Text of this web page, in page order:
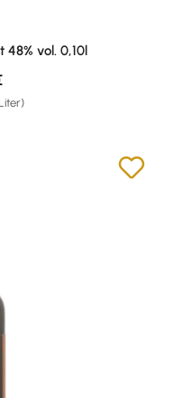
48% vol. 0,10l
Preis: